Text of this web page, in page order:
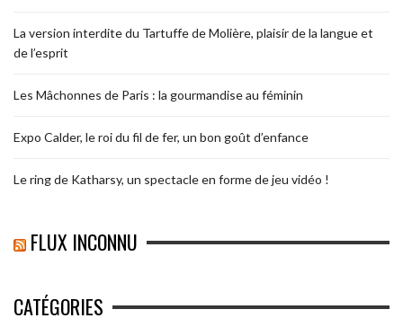
La version interdite du Tartuffe de Molière, plaisir de la langue et
de l’esprit
Les Mâchonnes de Paris : la gourmandise au féminin
Expo Calder, le roi du fil de fer, un bon goût d’enfance
Le ring de Katharsy, un spectacle en forme de jeu vidéo !
FLUX INCONNU
CATÉGORIES